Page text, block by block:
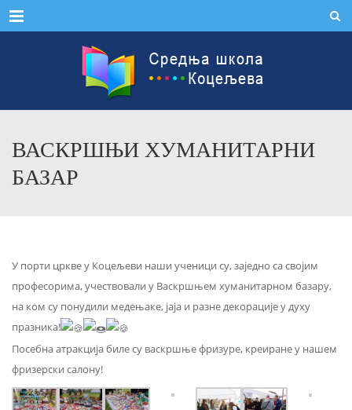
Menu
ВАСКРШЊИ ХУМАНИТАРНИ
БАЗАР
У порти цркве у Коцељеви наши ученици су, заједно са својим
професорима, учествовали у Васкршњем хуманитарном базару,
на ком су понудили медењаке, јаја и разне декорације у духу
празника!
Посебна атракција биле су васкршње фризуре, креиране у нашем
фризерски салону!